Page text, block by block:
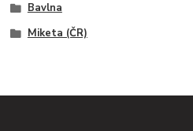
Bavlna
Miketa (ČR)